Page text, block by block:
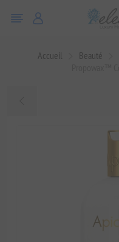
Accueil Beauté